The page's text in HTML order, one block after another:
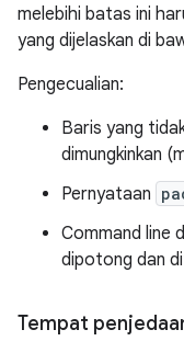
melebihi batas ini
yang dijelaskan di
Pengecualian:
Baris yang
dimungkinkan
Pernyataan
Command line
dipotong dan
Tempat